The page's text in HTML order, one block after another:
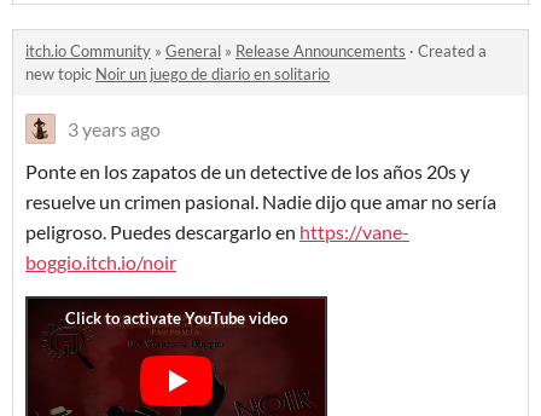
itch.io Community » General » Release Announcements · Created a
new topic Noir un juego de diario en solitario
3 years ago
Ponte en los zapatos de un detective de los años 20s y
resuelve un crimen pasional. Nadie dijo que amar no sería
peligroso. Puedes descargarlo en https://vane-
boggio.itch.io/noir